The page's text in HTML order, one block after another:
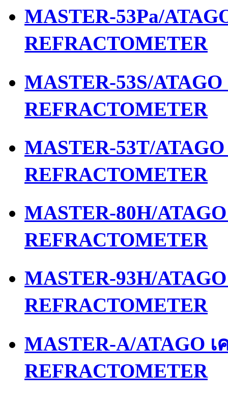
MASTER-53Pa/
REFRACTOMETER
MASTER-53S/
REFRACTOMETER
MASTER-53T/
REFRACTOMETER
MASTER-80H/
REFRACTOMETER
MASTER-93H/
REFRACTOMETER
MASTER-A/ATAGO
REFRACTOMETER